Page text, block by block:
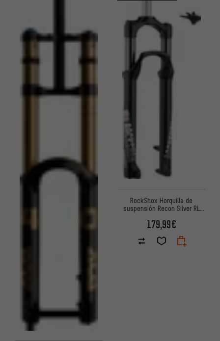
RockShox Horquilla de
suspensión Recon Silver RL
179,99€